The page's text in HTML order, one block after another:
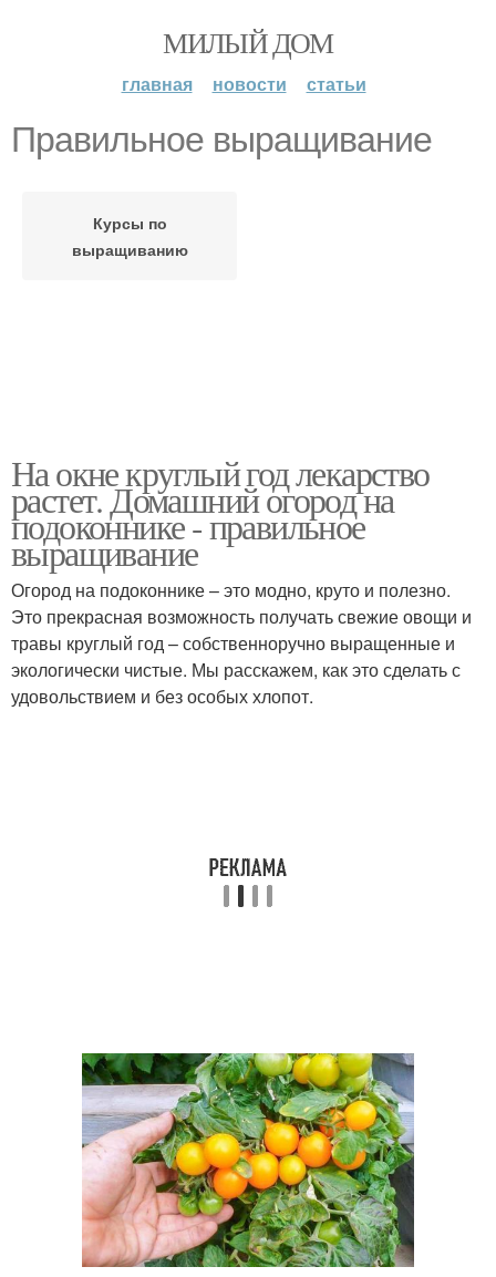
МИЛЫЙ ДОМ
главная новости статьи
Правильное выращивание
Курсы по
выращиванию
На окне круглый год лекарство
растет. Домашний огород на
подоконнике - правильное
выращивание
Огород на подоконнике – это модно, круто и полезно.
Это прекрасная возможность получать свежие овощи и
травы круглый год – собственноручно выращенные и
экологически чистые. Мы расскажем, как это сделать с
удовольствием и без особых хлопот.